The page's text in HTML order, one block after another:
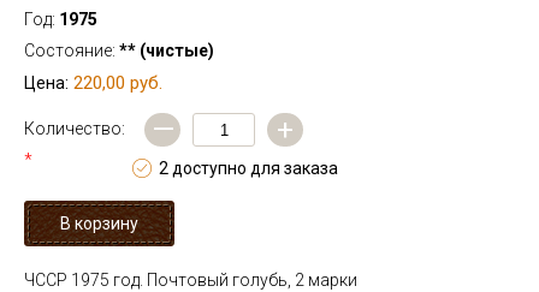
Год: 1975
Состояние: ** (чистые)
Цена: 220,00 руб.
Количество:
*
— +
2 доступно для заказа
ЧССР 1975 год. Почтовый голубь, 2 марки